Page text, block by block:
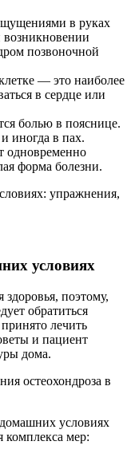
в руках
позвоночной
— это наиболее
в сердце или
болью в пояснице.
иногда в пах.
одновременно
форма болезни.
условиях
поэтому,
обратиться
лечить
и пациент
дома.
остеохондроза в
условиях
комплекса мер: